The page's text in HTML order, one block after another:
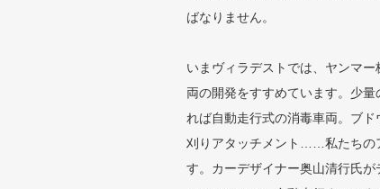
ばなりません。
いまヴィラデストでは、ヤンマ
両の開発をすすめています。少
れば自動走行式の消毒車両。ブ
刈りアタッチメント……私たちの
す。カーデザイナー奥山清行氏